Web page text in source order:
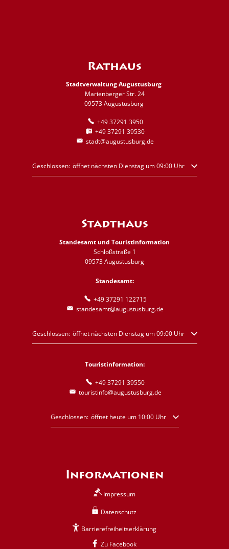
Rathaus
Stadtverwaltung Augustusburg
Marienberger Str. 24
09573 Augustusburg
+49 37291 3950
+49 37291 39530
stadt@augustusburg.de
Klicken, um weitere Öffnungs- oder Schließzeiten auszublenden
Geschlossen: öffnet nächsten Dienstag um 09:00 Uhr
Stadthaus
Standesamt und Touristinformation
Schloßstraße 1
09573 Augustusburg
Standesamt:
+49 37291 122715
standesamt@augustusburg.de
Klicken, um weitere Öffnungs- oder Schließzeiten auszublenden
Geschlossen: öffnet nächsten Dienstag um 09:00 Uhr
Touristinformation:
+49 37291 39550
touristinfo@augustusburg.de
Klicken, um weitere Öffnungs- oder Schließzeiten
Geschlossen: öffnet heute um 10:00 Uhr
Informationen
Impressum
Datenschutz
Barrierefreiheitserklärung
Zu Facebook